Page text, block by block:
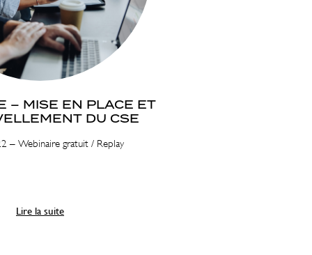
– MISE EN PLACE ET
DU CSE
– Webinaire gratuit / Replay
Lire la suite